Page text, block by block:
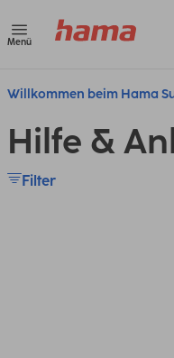
Menü
Willkommen beim Hama
Hilfe &
Filter